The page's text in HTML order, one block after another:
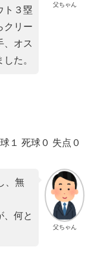
父ちゃん
ト３塁
クリー
、オス
た。
１ 死球０ 失点０
父ちゃん
、無
、何と